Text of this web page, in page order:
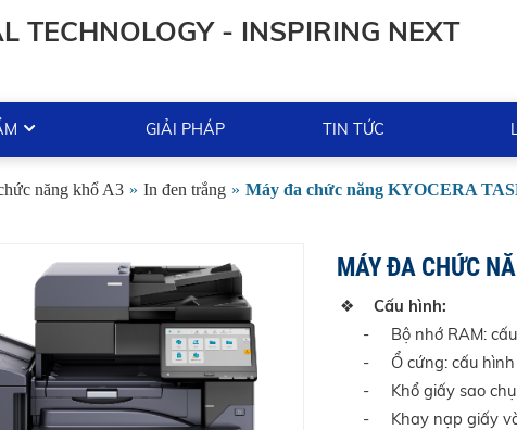
TECHNOLOGY - INSPIRING NEXT
GIẢI PHÁP TIN TỨC
năng khổ A3 » In đen trắng » Máy đa chức năng KYOCERA
MÁY ĐA CHỨC
❖
Cấu hình:
-
Bộ nhớ RAM:
-
Ổ cứng: cấu
-
Khổ giấy sao
-
Khay nạp giấy